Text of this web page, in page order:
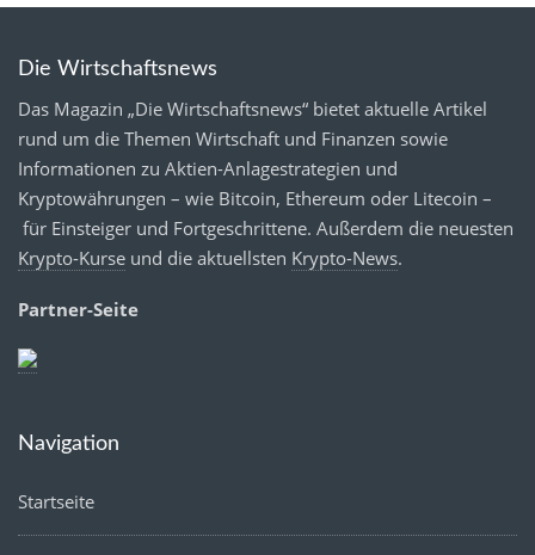
Die Wirtschaftsnews
Das Magazin „Die Wirtschaftsnews“ bietet aktuelle Artikel
rund um die Themen Wirtschaft und Finanzen sowie
Informationen zu Aktien-Anlagestrategien und
Kryptowährungen – wie Bitcoin, Ethereum oder Litecoin –
für Einsteiger und Fortgeschrittene. Außerdem die neuesten
Krypto-Kurse und die aktuellsten Krypto-News.
Partner-Seite
Navigation
Startseite